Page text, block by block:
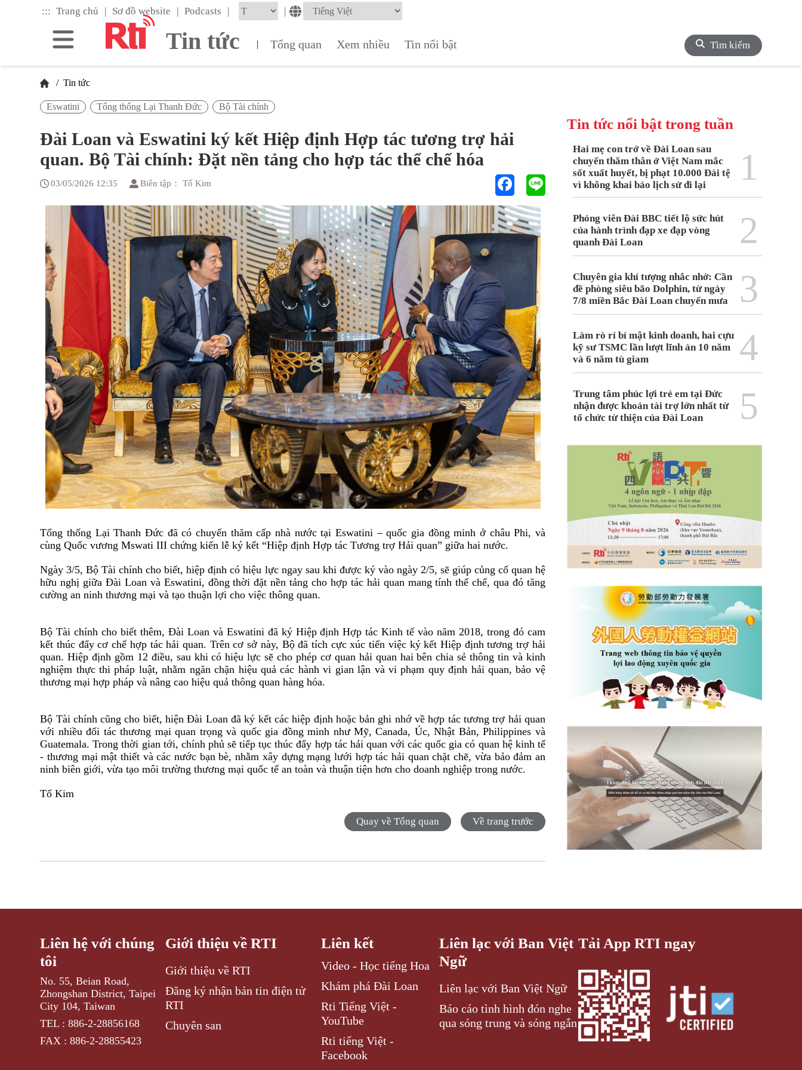
::: Trang chủ | Sơ đồ website | Podcasts | |
Tin tức | Tổng quan Xem nhiều Tin nổi bật Tìm kiếm
/ Tin tức
Eswatini Tổng thống Lại Thanh Đức Bộ Tài chính
Đài Loan và Eswatini ký kết Hiệp định Hợp tác tương trợ hải
quan. Bộ Tài chính: Đặt nền tảng cho hợp tác thể chế hóa
03/05/2026 12:35 Biên tập： Tố Kim
Tổng thống Lại Thanh Đức đã có chuyến thăm cấp nhà nước tại Eswatini – quốc gia đồng minh ở châu Phi, và
cùng Quốc vương Mswati III chứng kiến lễ ký kết “Hiệp định Hợp tác Tương trợ Hải quan” giữa hai nước.
Ngày 3/5, Bộ Tài chính cho biết, hiệp định có hiệu lực ngay sau khi được ký vào ngày 2/5, sẽ giúp củng cố quan hệ
hữu nghị giữa Đài Loan và Eswatini, đồng thời đặt nền tảng cho hợp tác hải quan mang tính thể chế, qua đó tăng
cường an ninh thương mại và tạo thuận lợi cho việc thông quan.
Bộ Tài chính cho biết thêm, Đài Loan và Eswatini đã ký Hiệp định Hợp tác Kinh tế vào năm 2018, trong đó cam
kết thúc đẩy cơ chế hợp tác hải quan. Trên cơ sở này, Bộ đã tích cực xúc tiến việc ký kết Hiệp định tương trợ hải
quan. Hiệp định gồm 12 điều, sau khi có hiệu lực sẽ cho phép cơ quan hải quan hai bên chia sẻ thông tin và kinh
nghiệm thực thi pháp luật, nhằm ngăn chặn hiệu quả các hành vi gian lận và vi phạm quy định hải quan, bảo vệ
thương mại hợp pháp và nâng cao hiệu quả thông quan hàng hóa.
Bộ Tài chính cũng cho biết, hiện Đài Loan đã ký kết các hiệp định hoặc bản ghi nhớ về hợp tác tương trợ hải quan
với nhiều đối tác thương mại quan trọng và quốc gia đồng minh như Mỹ, Canada, Úc, Nhật Bản, Philippines và
Guatemala. Trong thời gian tới, chính phủ sẽ tiếp tục thúc đẩy hợp tác hải quan với các quốc gia có quan hệ kinh tế
- thương mại mật thiết và các nước bạn bè, nhằm xây dựng mạng lưới hợp tác hải quan chặt chẽ, vừa bảo đảm an
ninh biên giới, vừa tạo môi trường thương mại quốc tế an toàn và thuận tiện hơn cho doanh nghiệp trong nước.
Tố Kim
Quay về Tổng quan Về trang trước
Tin tức nổi bật trong tuần
Hai mẹ con trở về Đài Loan sau
chuyến thăm thân ở Việt Nam mắc
sốt xuất huyết, bị phạt 10.000 Đài tệ
vì không khai báo lịch sử đi lại
1
Phóng viên Đài BBC tiết lộ sức hút
của hành trình đạp xe đạp vòng
quanh Đài Loan
2
Chuyên gia khí tượng nhắc nhở: Cần
đề phòng siêu bão Dolphin, từ ngày
7/8 miền Bắc Đài Loan chuyển mưa
3
Làm rò rỉ bí mật kinh doanh, hai cựu
kỹ sư TSMC lần lượt lĩnh án 10 năm
và 6 năm tù giam
4
Trung tâm phúc lợi trẻ em tại Đức
nhận được khoản tài trợ lớn nhất từ
tổ chức từ thiện của Đài Loan
5
Liên hệ với chúng
tôi
No. 55, Beian Road,
Zhongshan District, Taipei
City 104, Taiwan
TEL : 886-2-28856168
FAX : 886-2-28855423
Giới thiệu về RTI
Giới thiệu về RTI
Đăng ký nhận bản tin điện tử
RTI
Chuyên san
Liên kết
Video - Học tiếng Hoa
Khám phá Đài Loan
Rti Tiếng Việt -
YouTube
Rti tiếng Việt -
Facebook
Liên lạc với Ban Việt
Ngữ
Liên lạc với Ban Việt Ngữ
Báo cáo tình hình đón nghe
qua sóng trung và sóng ngắn
Tải App RTI ngay